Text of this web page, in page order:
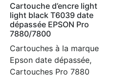
Cartouche d’encre light
light black T6039 date
dépassée EPSON Pro
7880/7800
Cartouches à la marque
Epson date dépassée,
Cartouches Pro 7880